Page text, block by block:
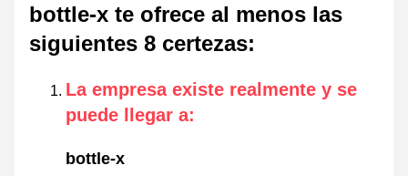
bottle-x te ofrece al menos las
siguientes 8 certezas:
La empresa existe realmente y se
puede llegar a:
bottle-x